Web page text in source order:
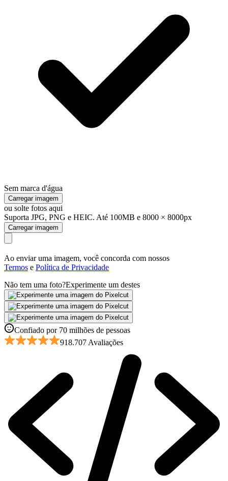
Sem marca d'água
Carregar imagem
ou solte fotos aqui
Suporta JPG, PNG e HEIC. Até 100MB e 8000 × 8000px
Carregar imagem
Ao enviar uma imagem, você concorda com nossos
Termos e Política de Privacidade
Não tem uma foto?Experimente um destes
Confiado por 70 milhões de pessoas
918.707 Avaliações